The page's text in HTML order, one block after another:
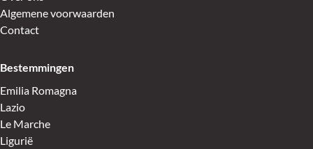
Algemene voorwaarden
Contact
Bestemmingen
Emilia Romagna
Lazio
Le Marche
Ligurië